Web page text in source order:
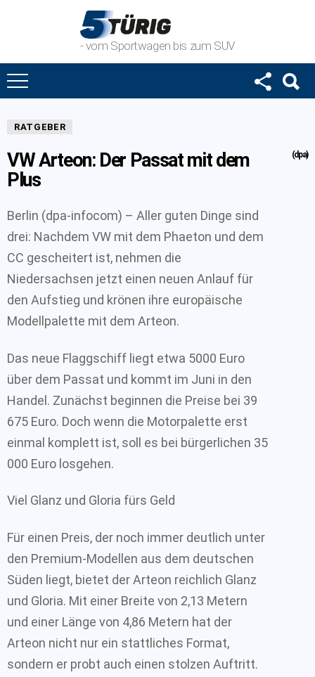
- vom Sportwagen bis zum SUV
RATGEBER
VW Arteon: Der Passat mit dem
Plus
(dpa)
Berlin (dpa-infocom) – Aller guten Dinge sind
drei: Nachdem VW mit dem Phaeton und dem
CC gescheitert ist, nehmen die
Niedersachsen jetzt einen neuen Anlauf für
den Aufstieg und krönen ihre europäische
Modellpalette mit dem Arteon.
Das neue Flaggschiff liegt etwa 5000 Euro
über dem Passat und kommt im Juni in den
Handel. Zunächst beginnen die Preise bei 39
675 Euro. Doch wenn die Motorpalette erst
einmal komplett ist, soll es bei bürgerlichen 35
000 Euro losgehen.
Viel Glanz und Gloria fürs Geld
Für einen Preis, der noch immer deutlich unter
den Premium-Modellen aus dem deutschen
Süden liegt, bietet der Arteon reichlich Glanz
und Gloria. Mit einer Breite von 2,13 Metern
und einer Länge von 4,86 Metern hat der
Arteon nicht nur ein stattliches Format,
sondern er probt auch einen stolzen Auftritt.